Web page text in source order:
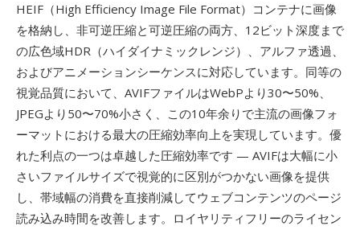
HEIF（High Efficiency Image File Format）コンテナに画像
を格納し、非可逆圧縮と可逆圧縮の両方、12ビット深度まで
の広色域HDR（ハイダイナミックレンジ）、アルファ透過、
およびアニメーションシーケンスに対応しています。同等の
視覚品質において、AVIFファイルはWebPより30〜50%、
JPEGより50〜70%小さく、この10年余りで主流の画像フォ
ーマットにおける最大の圧縮効率向上を実現しています。優
れた利点の一つは卓越した圧縮効率です — AVIFは大幅に小
さいファイルサイズで視覚的に区別がつかない画像を提供
し、帯域幅の消費を直接削減してウェブコンテンツのページ
読み込み時間を改善します。ロイヤリティフリーのライセン